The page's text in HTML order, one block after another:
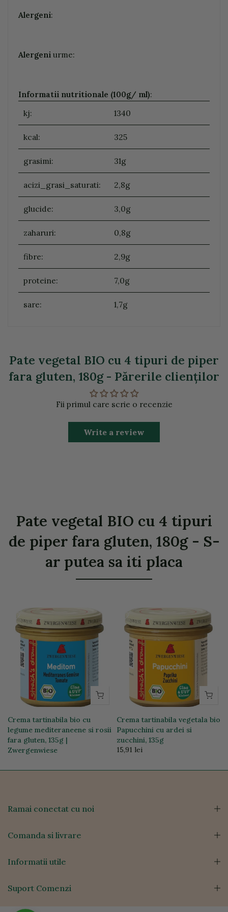
Alergeni:
Alergeni urme:
Informatii nutritionale (100g/ ml):
kj:
1340
kcal: 325
grasimi: 31g
acizi_grasi_saturati: 2,8g
glucide: 3,0g
zaharuri: 0,8g
fibre: 2,9g
proteine: 7,0g
sare: 1,7g
Pate vegetal BIO cu 4 tipuri de piper
fara gluten, 180g - Părerile clienţilor
Fii primul care scrie o recenzie
Write a review
Pate vegetal BIO cu 4 tipuri
de piper fara gluten, 180g - S-
ar putea sa iti placa
Crema tartinabila bio cu
legume mediteraneene si rosii
fara gluten, 135g |
Zwergenwiese
Crema tartinabila vegetala bio
Papucchini cu ardei si
zucchini, 135g
15,91 lei
Ramai conectat cu noi
Comanda si livrare
Informatii utile
Suport Comenzi